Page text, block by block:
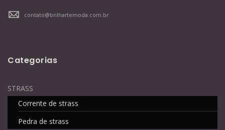
contato@brilhartemoda.com.br
Categorias
STRASS
Corrente de strass
Pedra de strass